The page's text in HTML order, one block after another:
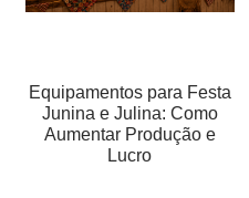
Equipamentos para Festa
Junina e Julina: Como
Aumentar Produção e
Lucro